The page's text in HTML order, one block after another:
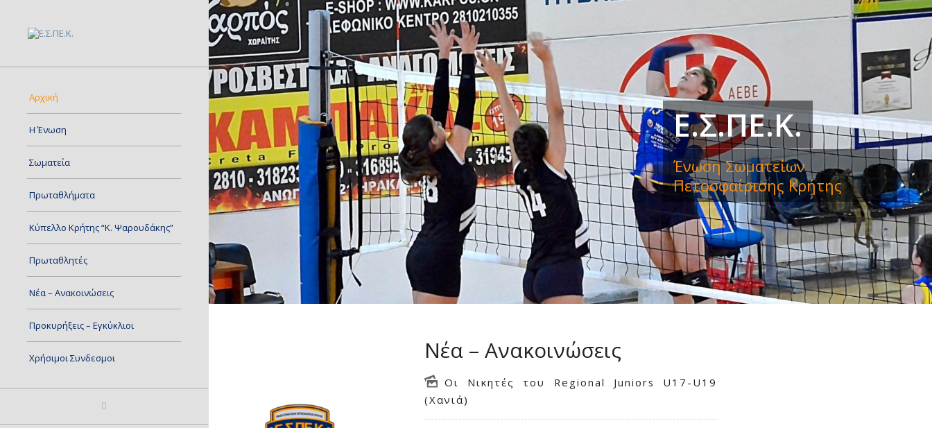
Αρχική
Η Ένωση
Σωματεία
Πρωταθλήματα
Κύπελλο Κρήτης “Κ. Ψαρουδάκης”
Πρωταθλητές
Νέα – Ανακοινώσεις
Προκυρήξεις – Εγκύκλιοι
Χρήσιμοι Συνδεσμοι
Ε.Σ.ΠΕ.Κ.
Ένωση Σωματείων
Πετοσφαίρισης Κρήτης
Νέα – Ανακοινώσεις
Οι Νικητές του Regional Juniors U17-U19
(Χανιά)